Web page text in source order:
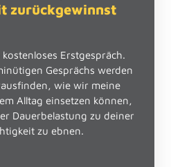
zurückgewinnst
Erstgespräch.
Gesprächs werden
wie wir meine
Alltag einsetzen können,
Dauerbelastung zu deiner
zu ebnen.